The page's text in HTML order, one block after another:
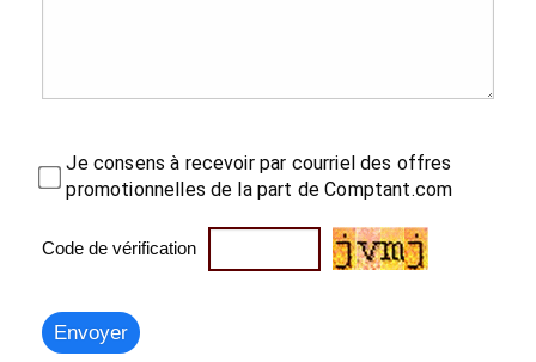
Je consens à recevoir par courriel des offres
promotionnelles de la part de Comptant.com
Code de vérification